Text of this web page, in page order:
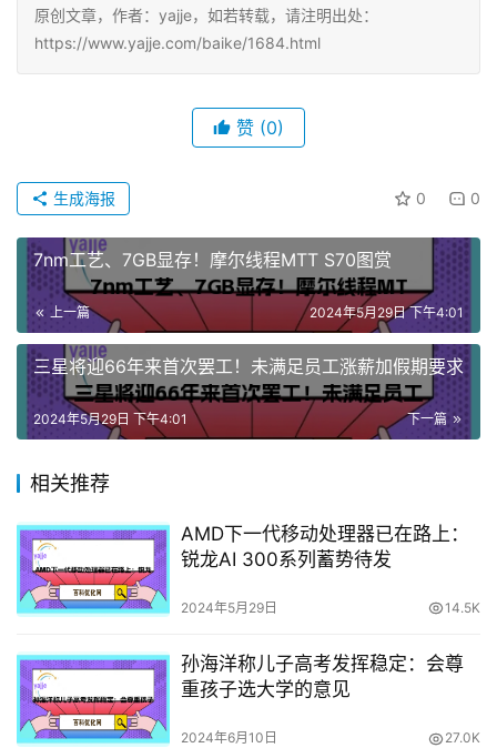
原创文章，作者：yajje，如若转载，请注明出处：
https://www.yajje.com/baike/1684.html
赞 (0)
0 0
生成海报
7nm工艺、7GB显存！摩尔线程MTT S70图赏
上一篇 2024年5月29日 下午4:01
三星将迎66年来首次罢工！未满足员工涨薪加假期要求
下一篇
2024年5月29日 下午4:01
相关推荐
AMD下一代移动处理器已在路上：
锐龙AI 300系列蓄势待发
2024年5月29日 14.5K
孙海洋称儿子高考发挥稳定：会尊
重孩子选大学的意见
2024年6月10日 27.0K